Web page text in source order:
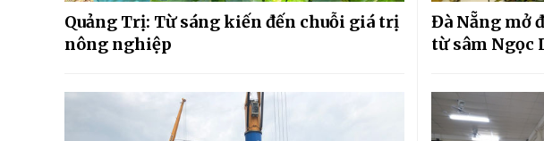
Quảng Trị: Từ sáng kiến đến chuỗi giá trị
nông nghiệp
Đà Nẵng mở
từ sâm Ngọc